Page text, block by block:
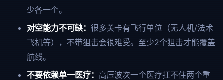
少各一个。
对空能力不可缺： 很多关卡有飞行单位（无人机/法术
飞机等），不带狙击会很难受。至少2个狙击才能覆盖
航线。
不要依赖单一医疗： 高压波次一个医疗扛不住两个重